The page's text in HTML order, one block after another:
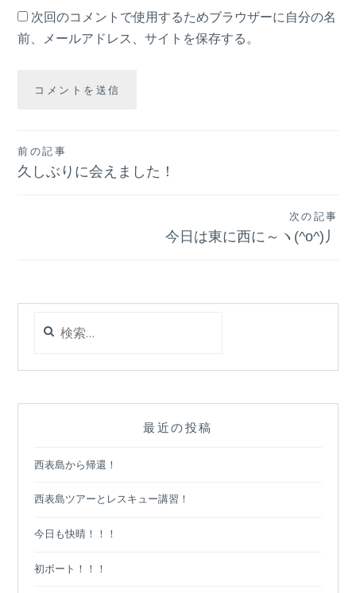
次回のコメントで使用するためブラウザーに自分の名
前、メールアドレス、サイトを保存する。
投
稿
ー
前の記事
久しぶりに会えました！
次の記事
今日は東に西に～ヽ(^o^)丿
索:
最近の投稿
西表島から帰還！
西表島ツアーとレスキュー講習！
今日も快晴！！！
初ボート！！！